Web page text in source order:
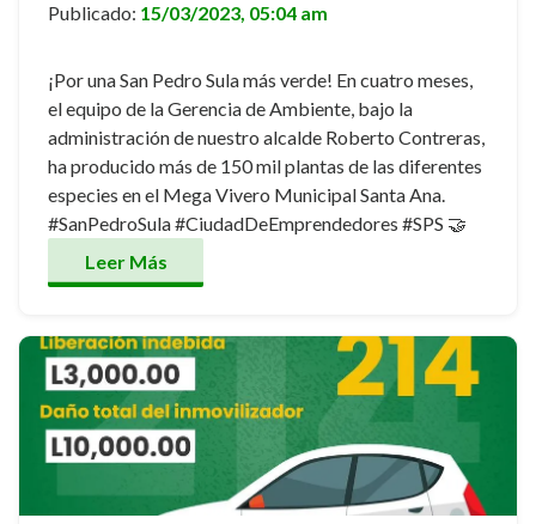
Publicado: 15/03/2023, 05:04 am
¡Por una San Pedro Sula más verde! En cuatro meses,
el equipo de la Gerencia de Ambiente, bajo la
administración de nuestro alcalde Roberto Contreras,
ha producido más de 150 mil plantas de las diferentes
especies en el Mega Vivero Municipal Santa Ana.
#SanPedroSula #CiudadDeEmprendedores #SPS 🤝
Leer Más